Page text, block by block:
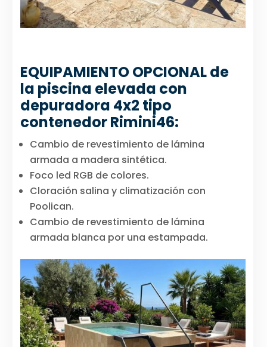
EQUIPAMIENTO OPCIONAL de
la piscina elevada con
depuradora 4x2 tipo
contenedor Rimini46:
Cambio de revestimiento de lámina
armada a madera sintética.
Foco led RGB de colores.
Cloración salina y climatización con
Poolican.
Cambio de revestimiento de lámina
armada blanca por una estampada.